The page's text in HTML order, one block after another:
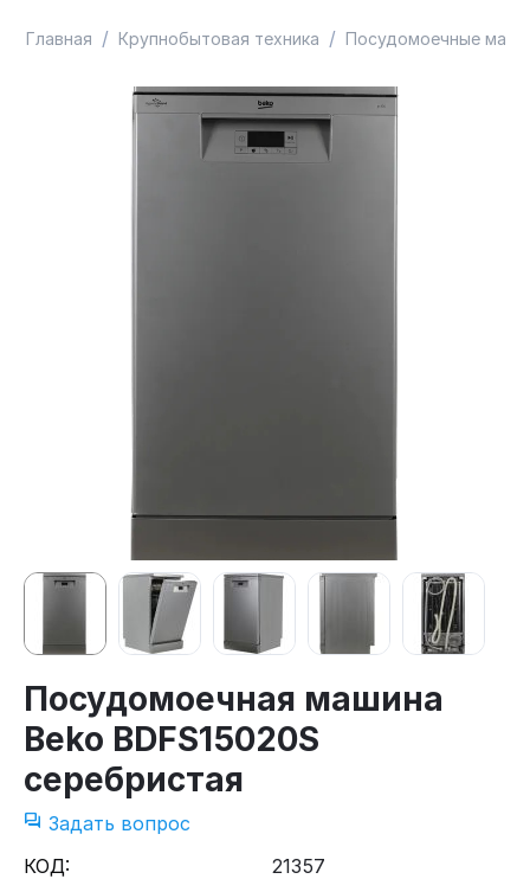
Главная / Крупнобытовая техника / Посудомоечные
Посудомоечная машина
Beko BDFS15020S
серебристая
Задать вопрос
КОД:
21357